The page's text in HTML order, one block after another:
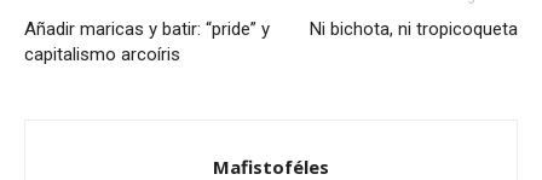
Añadir maricas y batir: “pride” y
capitalismo arcoíris
Ni bichota, ni tropicoqueta
Mafistoféles